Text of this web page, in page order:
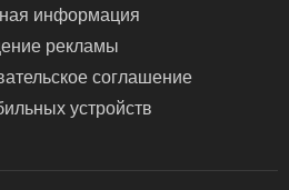
информация
рекламы
соглашение
устройств